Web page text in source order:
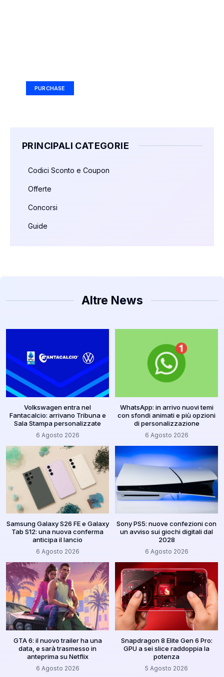
PURCHASE
PRINCIPALI CATEGORIE
Codici Sconto e Coupon
Offerte
Concorsi
Guide
Altre News
Volkswagen entra nel
Fantacalcio: arrivano Tribuna e
Sala Stampa personalizzate
6 Agosto 2026
WhatsApp: in arrivo nuovi temi
con sfondi animati e più opzioni
di personalizzazione
6 Agosto 2026
Samsung Galaxy S26 FE e Galaxy
Tab S12: una nuova conferma
anticipa il lancio
6 Agosto 2026
Sony PS5: nuove confezioni con
un avviso sui giochi digitali dal
2028
6 Agosto 2026
GTA 6: il nuovo trailer ha una
data, e sarà trasmesso in
anteprima su Netflix
6 Agosto 2026
Snapdragon 8 Elite Gen 6 Pro:
GPU a sei slice raddoppia la
potenza
5 Agosto 2026